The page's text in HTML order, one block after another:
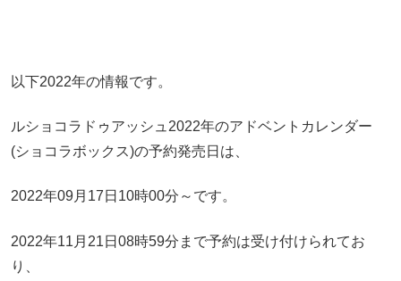
以下2022年の情報です。
ルショコラドゥアッシュ2022年のアドベントカレンダー
(ショコラボックス)の予約発売日は、
2022年09月17日10時00分～です。
2022年11月21日08時59分まで予約は受け付けられてお
り、